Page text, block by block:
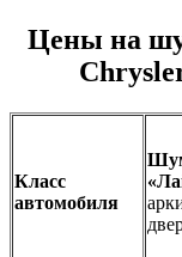
Цены на
Класс
автомобиля